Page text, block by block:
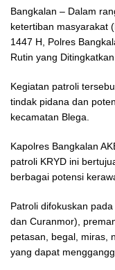
Bangkalan – Dalam
ketertiban masyarakat
1447 H, Polres
Rutin yang Ditingkatkan
Kegiatan patroli
tindak pidana dan
kecamatan Blega.
Kapolres Bangkalan
patroli KRYD ini
berbagai potensi
Patroli difokuskan
dan Curanmor),
petasan, begal, miras,
yang dapat